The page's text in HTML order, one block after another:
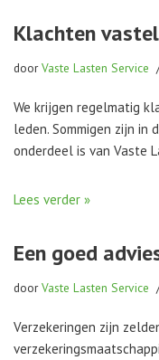
Klachten
doorVaste Lasten Service
We krijgen regelmatig
leden. Sommigen zijn
onderdeel is van Vaste
Lees verder »
Een goed
doorVaste Lasten Service
Verzekeringen zijn